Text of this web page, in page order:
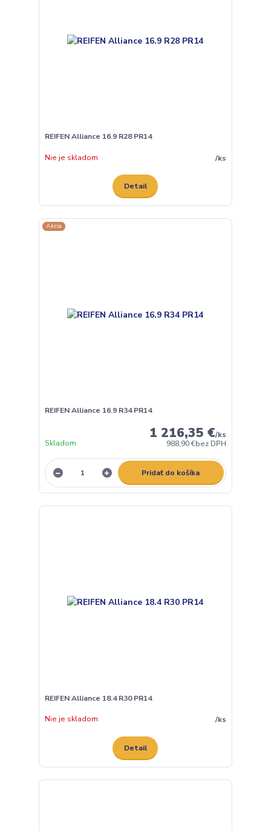
REIFEN Alliance 16.9 R28 PR14
/ks
Nie je skladom
Detail
Akcia
REIFEN Alliance 16.9 R34 PR14
1 216,35 €/ks
988,90 €bez DPH
Skladom
Pridať do košíka
REIFEN Alliance 18.4 R30 PR14
/ks
Nie je skladom
Detail